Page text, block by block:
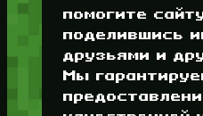
помогите
поделившись
друзьями и
Мы